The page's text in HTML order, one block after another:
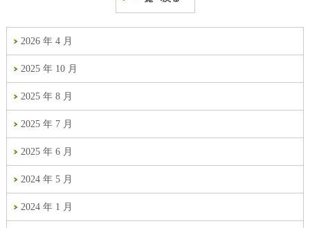
2026 年 4 月
2025 年 10 月
2025 年 8 月
2025 年 7 月
2025 年 6 月
2024 年 5 月
2024 年 1 月